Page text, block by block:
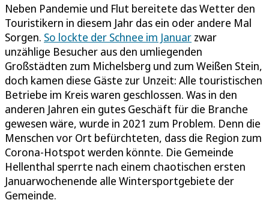
Neben Pandemie und Flut bereitete das Wetter den
Touristikern in diesem Jahr das ein oder andere Mal
Sorgen. So lockte der Schnee im Januar zwar
unzählige Besucher aus den umliegenden
Großstädten zum Michelsberg und zum Weißen Stein,
doch kamen diese Gäste zur Unzeit: Alle touristischen
Betriebe im Kreis waren geschlossen. Was in den
anderen Jahren ein gutes Geschäft für die Branche
gewesen wäre, wurde in 2021 zum Problem. Denn die
Menschen vor Ort befürchteten, dass die Region zum
Corona-Hotspot werden könnte. Die Gemeinde
Hellenthal sperrte nach einem chaotischen ersten
Januarwochenende alle Wintersportgebiete der
Gemeinde.